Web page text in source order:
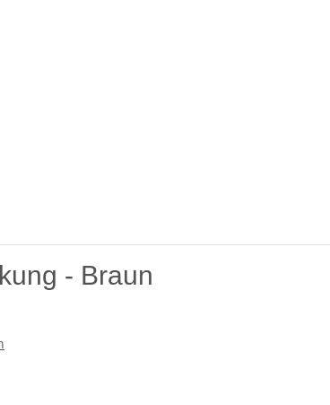
- Braun
mm bietet eine erstklassige Lösung für den
Versand legen. Diese Verpackung besticht
Empfänger ankommen.